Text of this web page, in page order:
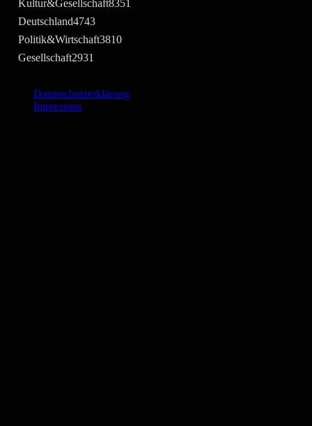
Kultur&Gesellschaft8351
Deutschland4743
Politik&Wirtschaft3810
Gesellschaft2931
Datenschutzerklärung
Impressum